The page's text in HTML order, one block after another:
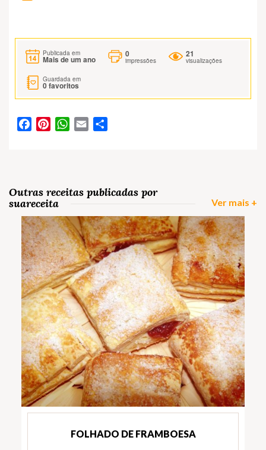
Publicada em
Mais de um ano
0
impressões
21
visualizações
Guardada em
0favoritos
FacebookPinterestWhatsApp
Email
Outras receitas publicadas por
suareceita
Ver mais +
FOLHADO DE FRAMBOESA